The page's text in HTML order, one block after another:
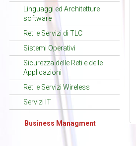
Linguaggi ed Architetture
software
Reti e Servizi di TLC
Sistemi Operativi
Sicurezza delle Reti e delle
Applicazioni
Reti e Servizi Wireless
Servizi IT
Business Managment